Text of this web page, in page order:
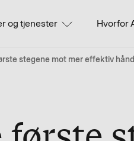
og tjenester Hvorfor
stegene mot mer effektiv